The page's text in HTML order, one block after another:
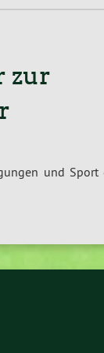
zur
und Sport